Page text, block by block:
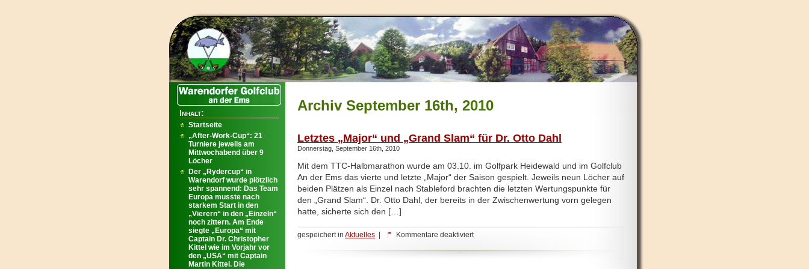
Archiv September 16th, 2010
Letztes „Major“ und „Grand Slam“ für Dr. Otto Dahl
Donnerstag, September 16th, 2010
Mit dem TTC-Halbmarathon wurde am 03.10. im Golfpark Heidewald und im Golfclub
An der Ems das vierte und letzte „Major“ der Saison gespielt. Jeweils neun Löcher auf
beiden Plätzen als Einzel nach Stableford brachten die letzten Wertungspunkte für
den „Grand Slam“. Dr. Otto Dahl, der bereits in der Zwischenwertung vorn gelegen
hatte, sicherte sich den […]
gespeichert in Aktuelles Kommentare deaktiviertfür
„Major“
Inhalt:
Startseite
„After-Work-Cup“: 21
Turniere jeweils am
Mittwochabend über 9
Löcher
Der „Rydercup“ in
Warendorf wurde plötzlich
sehr spannend: Das Team
Europa musste nach
starkem Start in den
„Vierern“ in den „Einzeln“
noch zittern. Am Ende
siegte „Europa“ mit
Captain Dr. Christopher
Kittel wie im Vorjahr vor
den „USA“ mit Captain
Martin Kittel. Die